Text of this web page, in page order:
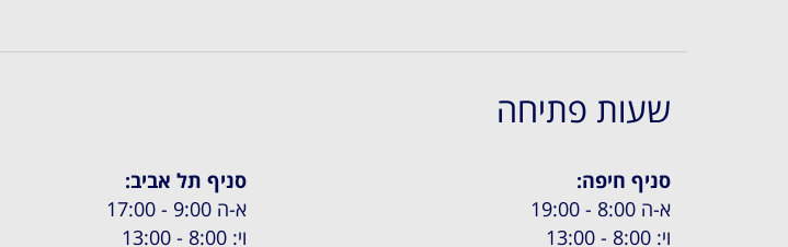
שעות פתיחה
סניף חיפה:
א-ה 8:00 - 19:00
וי: 8:00 - 13:00
סניף תל אביב:
א-ה 9:00 - 17:00
וי: 8:00 - 13:00